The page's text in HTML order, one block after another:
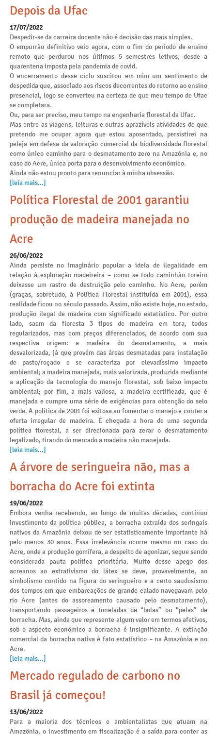
Depois da Ufac
17/07/2022
Despedir-se da carreira docente não é decisão das mais simples.
O empurrão definitivo veio agora, com o fim do período de ensino
remoto que perdurou nos últimos 5 semestres letivos, desde a
quarentena imposta pela pandemia de covid.
O encerramento desse ciclo suscitou em mim um sentimento de
despedida que, associado aos riscos decorrentes do retorno ao ensino
presencial, logo se converteu na certeza de que meu tempo de Ufac
se completara.
Ou, para ser preciso, meu tempo na engenharia florestal da Ufac.
Mas entre as viagens, leituras e outras aprazíveis atividades de que
pretendo me ocupar agora que estou aposentado, persistirei na
peleja em defesa da valoração comercial da biodiversidade florestal
como único caminho para o desmatamento zero na Amazônia e, no
caso do Acre, única porta para o desenvolvimento econômico.
Ainda não estou pronto para renunciar à minha obsessão.
[leia mais...]
Política Florestal de 2001 garantiu
produção de madeira manejada no
Acre
26/06/2022
Ainda persiste no imaginário popular a ideia de ilegalidade em
relação à exploração madeireira – como se todo caminhão toreiro
deixasse um rastro de destruição pelo caminho. No Acre, porém
(graças, sobretudo, à Política Florestal instituída em 2001), essa
realidade ficou no século passado. Assim, não existe hoje, no estado,
produção ilegal de madeira com significado estatístico. Por outro
lado, saem da floresta 3 tipos de madeira em tora, todos
regularizados, mas com preços diferenciados, de acordo com sua
respectiva origem: a madeira do desmatamento, a mais
desvalorizada, já que provém das áreas desmatadas para instalação
de pasto/roçado e se caracteriza por elevadíssimo impacto
ambiental; a madeira manejada, mais valorizada, produzida mediante
a aplicação da tecnologia do manejo florestal, sob baixo impacto
ambiental; por fim, a mais valiosa, a madeira certificada, que é
manejada e cumpre uma série de exigências para obtenção do selo
verde. A política de 2001 foi exitosa ao fomentar o manejo e conter a
oferta irregular de madeira. É chegada a hora de uma segunda
política florestal, a ser direcionada para zerar o desmatamento
legalizado, tirando do mercado a madeira não manejada.
[leia mais...]
A árvore de seringueira não, mas a
borracha do Acre foi extinta
19/06/2022
Embora venha recebendo, ao longo de muitas décadas, contínuo
investimento da política pública, a borracha extraída dos seringais
nativos da Amazônia deixou de ser estatisticamente importante há
pelo menos 30 anos. Essa irrelevância ocorre mesmo no caso do
Acre, onde a produção gomífera, a despeito de agonizar, segue sendo
considerada pauta política prioritária. Muito desse apego dos
acreanos ao extrativismo do látex se deve, provavelmente, ao
simbolismo contido na figura do seringueiro e a certo saudosismo
dos tempos em que embarcações de grande calado navegavam pelo
rio Acre (antes do assoreamento causado pelo desmatamento),
transportando passageiros e toneladas de “bolas” ou “pelas” de
borracha. Mas, ainda que represente algum valor em termos afetivos,
sob o aspecto econômico a borracha é insignificante. A extinção
comercial da borracha nativa é fato estatístico – na Amazônia e no
Acre.
[leia mais...]
Mercado regulado de carbono no
Brasil já começou!
13/06/2022
Para a maioria dos técnicos e ambientalistas que atuam na
Amazônia, o investimento em fiscalização é a saída para conter as